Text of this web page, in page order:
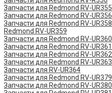
Запчасти для Redmond RV-UR355
Запчасти для Redmond RV-UR356
Запчасти для Redmond RV-UR358
Redmond RV-UR359
Запчасти для Redmond RV-UR360
Запчасти для Redmond RV-UR361
Запчасти для Redmond RV-UR362
Запчасти для Redmond RV-UR363
Запчасти для RV-UR364
Запчасти для Redmond RV-UR379
Запчасти для Redmond RV-UR380